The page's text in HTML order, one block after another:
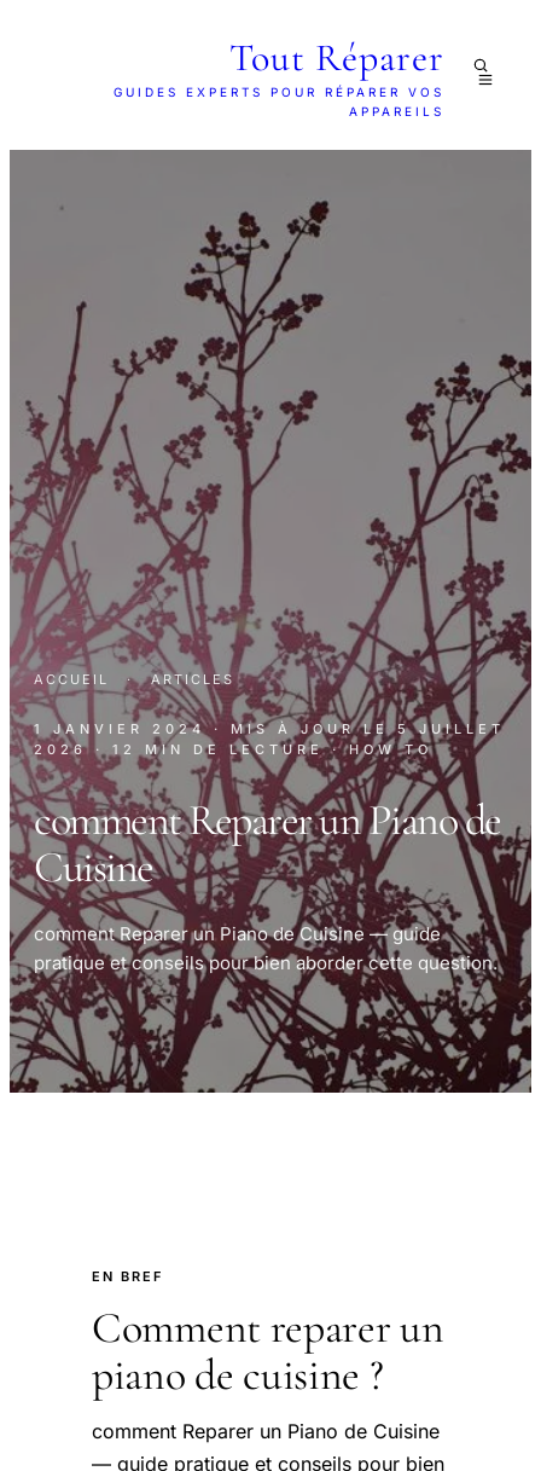
Tout Réparer
GUIDES EXPERTS POUR RÉPARER VOS
APPAREILS
ACCUEIL · ARTICLES
1 JANVIER 2024 · MIS À JOUR LE5 JUILLET
2026 · 12 MIN DE LECTURE · HOW TO
comment Reparer un Piano de
Cuisine
comment Reparer un Piano de Cuisine — guide
pratique et conseils pour bien aborder cette question.
EN BREF
Comment reparer un
piano de cuisine ?
comment Reparer un Piano de Cuisine
— guide pratique et conseils pour bien